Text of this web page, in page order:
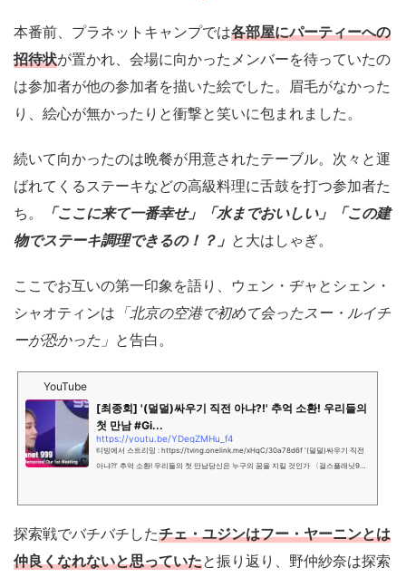
本番前、プラネットキャンプでは各部屋にパーティーへの
招待状が置かれ、会場に向かったメンバーを待っていたの
は参加者が他の参加者を描いた絵でした。眉毛がなかった
り、絵心が無かったりと衝撃と笑いに包まれました。
続いて向かったのは晩餐が用意されたテーブル。次々と運
ばれてくるステーキなどの高級料理に舌鼓を打つ参加者た
ち。
「ここに来て一番幸せ」「水までおいしい」「この建
物でステーキ調理できるの！？」 と大はしゃぎ。
ここでお互いの第一印象を語り、ウェン・ヂャとシェン・
シャオティンは 「北京の空港で初めて会ったスー・ルイチ
ーが恐かった」 と告白。
YouTube
[최종회] '(덜덜)싸우기 직전 아냐?!' 추억 소환! 우리들의
첫 만남 #Gi...
https://youtu.be/YDegZMHu_f4
티빙에서 스트리밍 : https://tving.onelink.me/xHqC/30a78d6f '(덜덜)싸우기 직전
아냐?!' 추억 소환! 우리들의 첫 만남당신은 누구의 꿈을 지킬 것인가 〈걸스플래닛999
探索戦でバチバチしたチェ・ユジンはフー・ヤーニンとは
仲良くなれないと思っていたと振り返り、野仲紗奈は探索